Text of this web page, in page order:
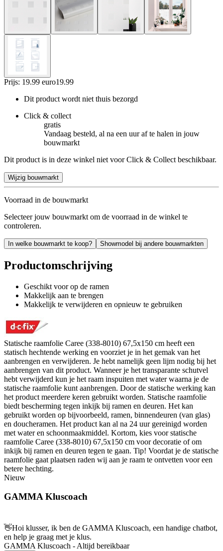
Prijs: 19.99 euro19.99
Dit product wordt niet thuis bezorgd
Click & collect
gratis
Vandaag besteld, al na een uur af te halen in jouw
bouwmarkt
Dit product is in deze winkel niet voor Click & Collect beschikbaar.
Wijzig bouwmarkt
Voorraad in de bouwmarkt
Selecteer jouw bouwmarkt om de voorraad in de winkel te
controleren.
In welke bouwmarkt te koop? Showmodel bij andere bouwmarkten
Productomschrijving
Geschikt voor op de ramen
Makkelijk aan te brengen
Makkelijk te verwijderen en opnieuw te gebruiken
Statische raamfolie Caree (338-8010) 67,5x150 cm heeft een
statisch hechtende werking en voorziet je in het gemak van het
aanbrengen en verwijderen. Je hebt namelijk geen lijm nodig bij het
aanbrengen van dit product. Wanneer je het transparante schutvel
hebt verwijderd kun je het raam inspuiten met water waarna je de
statische raamfolie kunt aanbrengen. Door de statische werking kan
het product meerdere keren gebruikt worden. Statische raamfolie
biedt bescherming tegen inkijk bij ramen en deuren. Het kan
gebruikt worden op bijvoorbeeld, ramen, binnendeuren (van glas)
en doucheramen. Het product kan al na 24 uur gereinigd worden
met water en schoonmaakmiddel. Kortom, kies voor statische
raamfolie Caree (338-8010) 67,5x150 cm voor decoratie of om
inkijk bij ramen en deuren tegen te gaan. Tip! Voordat je de statische
raamfolie gaat plaatsen raden wij aan je raam te ontvetten voor een
betere hechting.
Nieuw
GAMMA Kluscoach
👋Hoi klusser, ik ben de GAMMA Kluscoach, een handige chatbot,
en help je graag met je klus.
GAMMA Kluscoach - Altijd bereikbaar